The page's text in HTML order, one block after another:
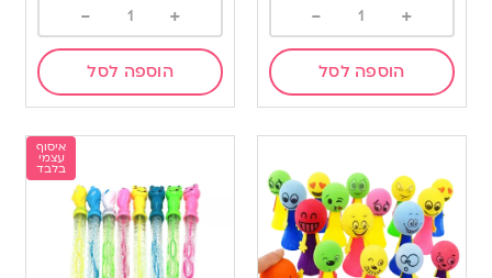
+
-
הוספה לסל
+
-
הוספה לסל
איסוף
עצמי
בלבד